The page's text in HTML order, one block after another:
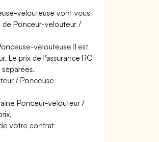
velouteuse vont vous
Ponceur-velouteur /
velouteuse Il est
Le prix de l'assurance RC
/ Ponceuse-
Ponceur-velouteur /
votre contrat